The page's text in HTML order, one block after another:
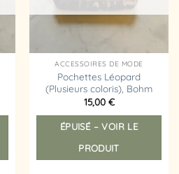
Ce
ACCESSOIRES DE MODE
Pochettes Léopard
(Plusieurs coloris), Bohm
15,00 €
ÉPUISÉ – VOIR LE
PRODUIT
Ce